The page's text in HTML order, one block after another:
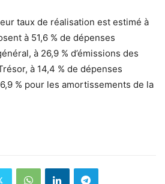
taux de réalisation est estimé à
à 51,6 % de dépenses
à 26,9 % d’émissions des
à 14,4 % de dépenses
% pour les amortissements de la